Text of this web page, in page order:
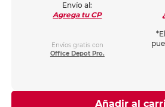
Envío al:
Agrega tu CP
Envíos gratis con
Office Depot Pro.
Añadir al